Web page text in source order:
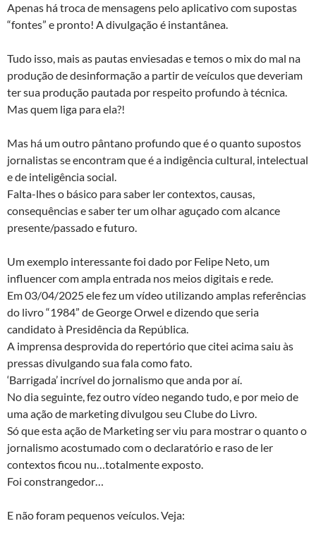
Apenas há troca de mensagens pelo aplicativo com supostas
“fontes” e pronto! A divulgação é instantânea.
Tudo isso, mais as pautas enviesadas e temos o mix do mal na
produção de desinformação a partir de veículos que deveriam
ter sua produção pautada por respeito profundo à técnica.
Mas quem liga para ela?!
Mas há um outro pântano profundo que é o quanto supostos
jornalistas se encontram que é a indigência cultural, intelectual
e de inteligência social.
Falta-lhes o básico para saber ler contextos, causas,
consequências e saber ter um olhar aguçado com alcance
presente/passado e futuro.
Um exemplo interessante foi dado por Felipe Neto, um
influencer com ampla entrada nos meios digitais e rede.
Em 03/04/2025 ele fez um vídeo utilizando amplas referências
do livro “1984” de George Orwel e dizendo que seria
candidato à Presidência da República.
A imprensa desprovida do repertório que citei acima saiu às
pressas divulgando sua fala como fato.
‘Barrigada’ incrível do jornalismo que anda por aí.
No dia seguinte, fez outro vídeo negando tudo, e por meio de
uma ação de marketing divulgou seu Clube do Livro.
Só que esta ação de Marketing ser viu para mostrar o quanto o
jornalismo acostumado com o declaratório e raso de ler
contextos ficou nu…totalmente exposto.
Foi constrangedor…
E não foram pequenos veículos. Veja: